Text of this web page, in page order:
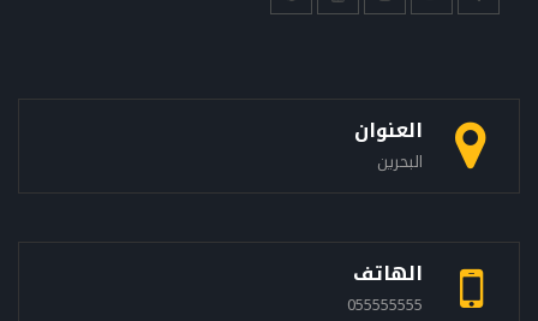
العنوان
البحرين
الهاتف
055555555